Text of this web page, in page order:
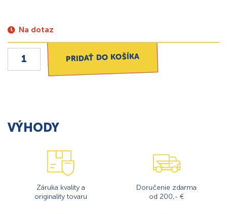
Na dotaz
PRIDAŤ DO KOŠÍKA
VÝHODY
Záruka kvality a
originality tovaru
Doručenie zdarma
od 200,- €